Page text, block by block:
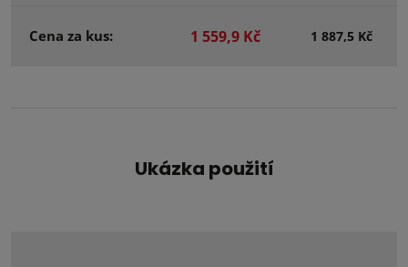
Cena za kus: 1 559,9 Kč 1 887,5 Kč
Ukázka použití